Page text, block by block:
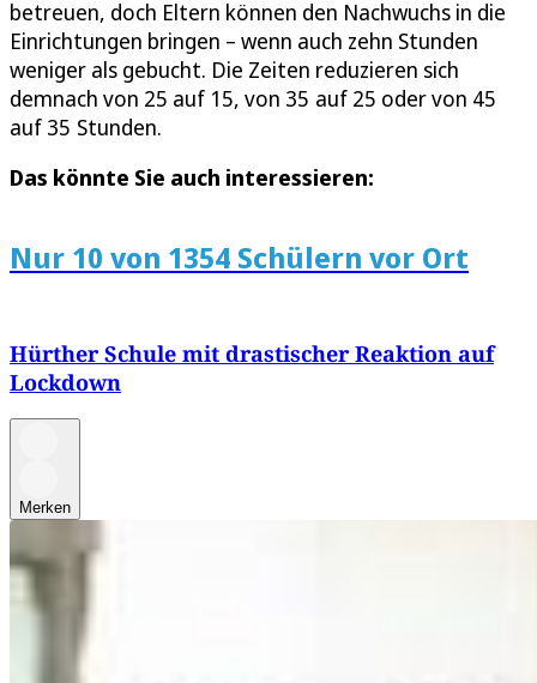
betreuen, doch Eltern können den Nachwuchs in die
Einrichtungen bringen – wenn auch zehn Stunden
weniger als gebucht. Die Zeiten reduzieren sich
demnach von 25 auf 15, von 35 auf 25 oder von 45
auf 35 Stunden.
Das könnte Sie auch interessieren:
Nur 10 von 1354 Schülern vor Ort
Hürther Schule mit drastischer Reaktion auf
Lockdown
Merken